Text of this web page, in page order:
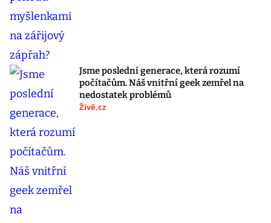
Jsme poslední generace, která rozumí
počítačům. Náš vnitřní geek zemřel na
nedostatek problémů
Živě.cz